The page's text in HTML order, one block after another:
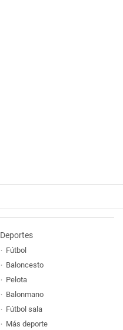
Deportes
Fútbol
Baloncesto
Pelota
Balonmano
Fútbol sala
Más deporte